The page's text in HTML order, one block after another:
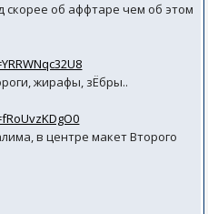
скорее об аффтаре чем об этом
жирафы, зЁбры..
в центре макет Второго